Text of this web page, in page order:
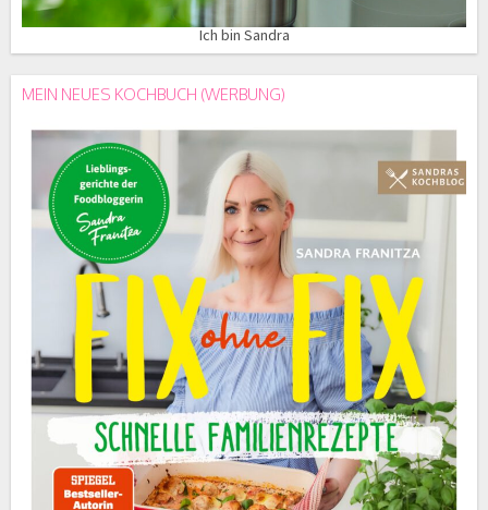
Ich bin Sandra
MEIN NEUES KOCHBUCH (WERBUNG)